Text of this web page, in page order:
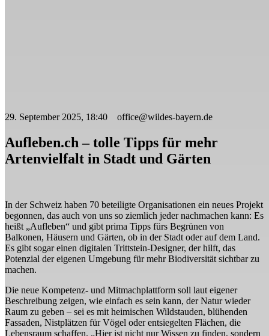
29. September 2025, 18:40 office@wildes-bayern.de
Aufleben.ch – tolle Tipps für mehr
Artenvielfalt in Stadt und Gärten
In der Schweiz haben 70 beteiligte Organisationen ein neues Projekt
begonnen, das auch von uns so ziemlich jeder nachmachen kann: Es
heißt „Aufleben“ und gibt prima Tipps fürs Begrünen von
Balkonen, Häusern und Gärten, ob in der Stadt oder auf dem Land.
Es gibt sogar einen digitalen Trittstein-Designer, der hilft, das
Potenzial der eigenen Umgebung für mehr Biodiversität sichtbar zu
machen.
Die neue Kompetenz- und Mitmachplattform soll laut eigener
Beschreibung zeigen, wie einfach es sein kann, der Natur wieder
Raum zu geben – sei es mit heimischen Wildstauden, blühenden
Fassaden, Nistplätzen für Vögel oder entsiegelten Flächen, die
Lebensraum schaffen. „Hier ist nicht nurWissen zu finden, sondern